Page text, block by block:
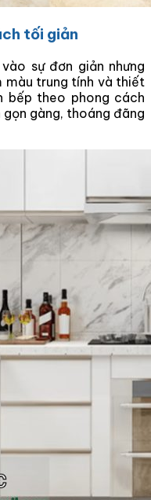
tối giản
sự đơn giản nhưng
màu trung tính và thiết
bếp theo phong cách
gàng, thoáng đãng